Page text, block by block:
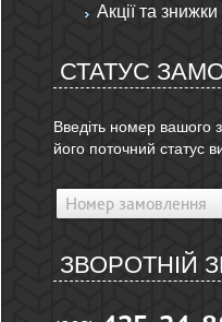
Акції та знижки
СТАТУС
Введіть номер вашого
його поточний статус
ЗВОРОТНІЙ